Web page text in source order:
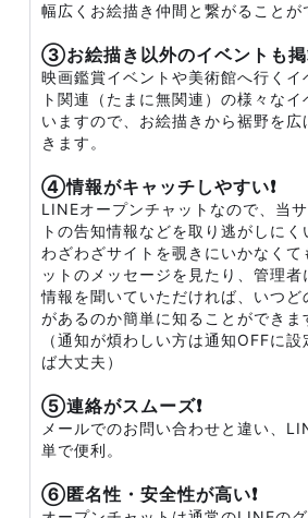
幅広くお絵描き仲間と繋がることが
③お絵描き以外のイベントも掲
映画鑑賞イベントや美術館へ行くイ
ト関連（たまに無関連）の様々な
いますので、お絵描きから裾野を
きます。
④情報がキャッチしやすい❗
LINEオープンチャットなので、当
トの告知情報などを取り逃がしにく
わざわざサイトを覗きにいかなくて
ットのメッセージを見たり、管理者
情報を聞いていただければ、いつど
があるのか簡単に知ることができま
（通知が煩わしい方は通知OFFに
ば大丈夫）
⑤連絡がスムーズ❗
メールでのお問い合わせと違い、
単で便利。
⑥匿名性・安全性が高い❗